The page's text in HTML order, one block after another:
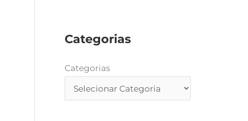
Categorias
Categorias